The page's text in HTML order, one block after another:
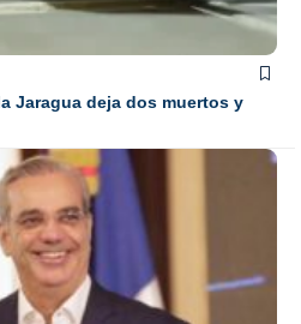
Jaragua deja dos muertos y